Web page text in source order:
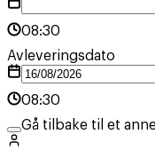
08:30
Avleveringsdato
08:30
Gå tilbake til et